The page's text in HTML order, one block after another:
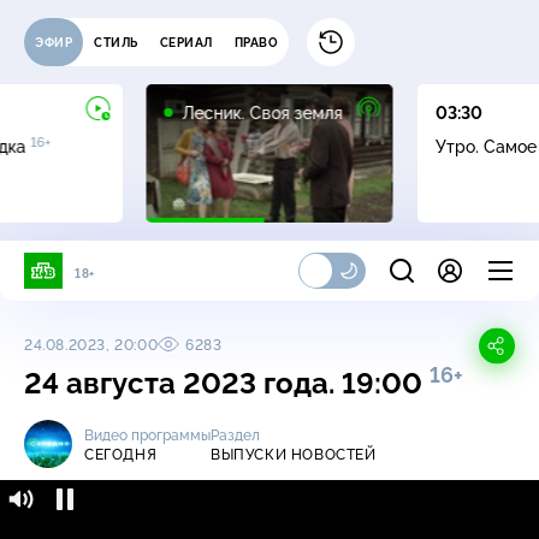
ЭФИР СТИЛЬ СЕРИАЛ ПРАВО
16+
Лесник. Своя земля
16+
03:30
Утро.
18+
24.08.2023, 20:00 6283
24 августа 2023 года. 19:00 16+
Видео программы
СЕГОДНЯ
Раздел
ВЫПУСКИ НОВОСТЕЙ